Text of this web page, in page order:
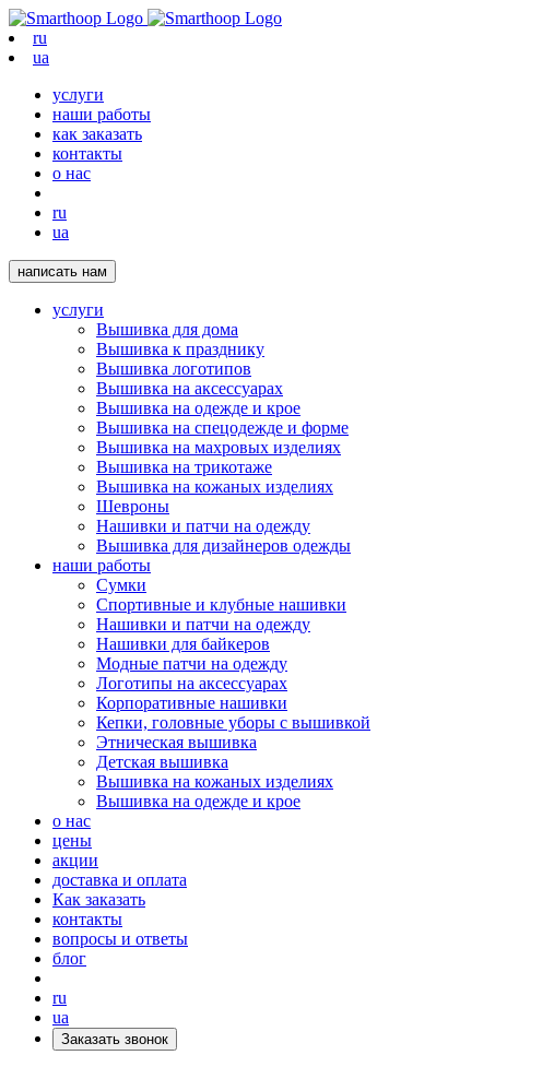
ru
ua
услуги
наши работы
как заказать
контакты
о нас
ru
ua
написать нам
услуги
Вышивка для дома
Вышивка к празднику
Вышивка логотипов
Вышивка на аксессуарах
Вышивка на одежде и крое
Вышивка на спецодежде и форме
Вышивка на махровых изделиях
Вышивка на трикотаже
Вышивка на кожаных изделиях
Шевроны
Нашивки и патчи на одежду
Вышивка для дизайнеров одежды
наши работы
Сумки
Спортивные и клубные нашивки
Нашивки и патчи на одежду
Нашивки для байкеров
Модные патчи на одежду
Логотипы на аксессуарах
Корпоративные нашивки
Кепки, головные уборы с вышивкой
Этническая вышивка
Детская вышивка
Вышивка на кожаных изделиях
Вышивка на одежде и крое
о нас
цены
акции
доставка и оплата
Как заказать
контакты
вопросы и ответы
блог
ru
ua
Заказать звонок